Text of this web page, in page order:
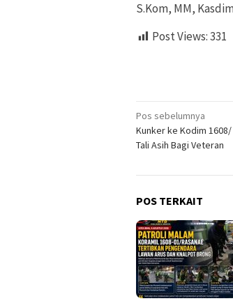
S.Kom, MM,
Post Views:331
Navigasi
pos
Pos sebelumnya
Kunker ke Kodim
Tali Asih Bagi Veteran
POS TERKAIT